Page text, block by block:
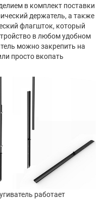
в комплект поставки
держатель, а также
флагшток, который
в любом удобном
можно закрепить на
просто вкопать
работает